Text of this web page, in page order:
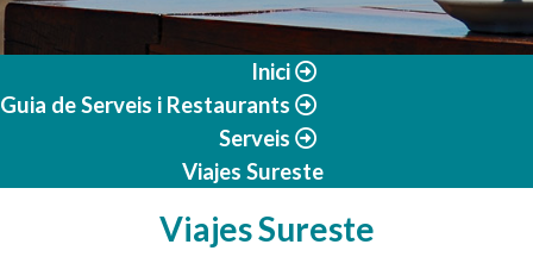
Inici
Guia de Serveis i Restaurants
Serveis
Viajes Sureste
Viajes Sureste